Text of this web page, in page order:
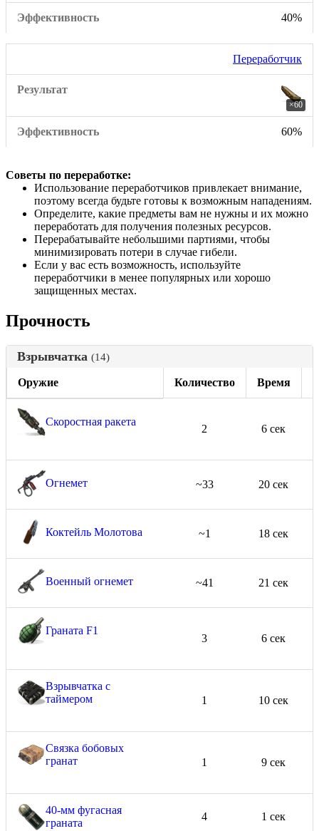
40%
Переработчик
×60
60%
Советы по переработке:
Использование переработчиков привлекает внимание,
поэтому всегда будьте готовы к возможным нападениям.
Определите, какие предметы вам не нужны и их можно
переработать для получения полезных ресурсов.
Перерабатывайте небольшими партиями, чтобы
минимизировать потери в случае гибели.
Если у вас есть возможность, используйте
переработчики в менее популярных или хорошо
защищенных местах.
Прочность
Взрывчатка (14)
Оружие Количество Время
Скоростная ракета
2 6 сек
Огнемет ~33 20 сек
Коктейль Молотова ~1 18 сек
Военный огнемет ~41 21 сек
Граната F1
3 6 сек
Взрывчатка с
таймером
1 10 сек
Связка бобовых
гранат
1 9 сек
40-мм фугасная
граната
4 1 сек